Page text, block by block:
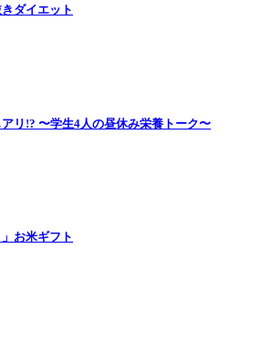
ダイエット
リ!? 〜学生4人の昼休み栄養トーク〜
お米ギフト